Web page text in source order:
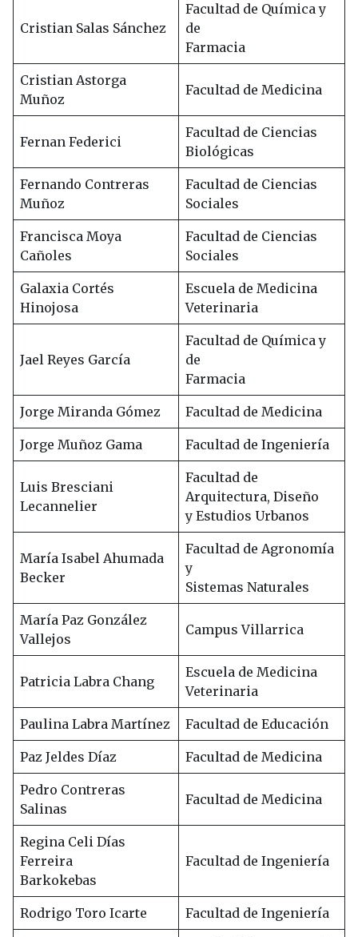
Cristian Salas Sánchez
Facultad de Química y
de
Farmacia
Cristian Astorga
Muñoz
Facultad de Medicina
Fernan Federici
Facultad de Ciencias
Biológicas
Fernando Contreras
Muñoz
Facultad de Ciencias
Sociales
Francisca Moya
Cañoles
Facultad de Ciencias
Sociales
Galaxia Cortés
Hinojosa
Escuela de Medicina
Veterinaria
Jael Reyes García
Facultad de Química y
de
Farmacia
Jorge Miranda Gómez Facultad de Medicina
Jorge Muñoz Gama Facultad de Ingeniería
Luis Bresciani
Lecannelier
Facultad de
Arquitectura, Diseño
y Estudios Urbanos
María Isabel Ahumada
Becker
Facultad de Agronomía
y
Sistemas Naturales
María Paz González
Vallejos
Campus Villarrica
Patricia Labra Chang
Escuela de Medicina
Veterinaria
Paulina Labra Martínez Facultad de Educación
Paz Jeldes Díaz Facultad de Medicina
Pedro Contreras
Salinas
Facultad de Medicina
Regina Celi Días
Ferreira
Barkokebas
Facultad de Ingeniería
Rodrigo Toro Icarte Facultad de Ingeniería